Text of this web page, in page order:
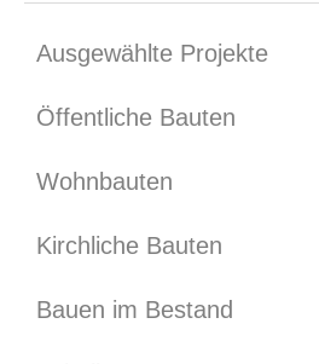
Ausgewählte Projekte
Öffentliche Bauten
Wohnbauten
Kirchliche Bauten
Bauen im Bestand